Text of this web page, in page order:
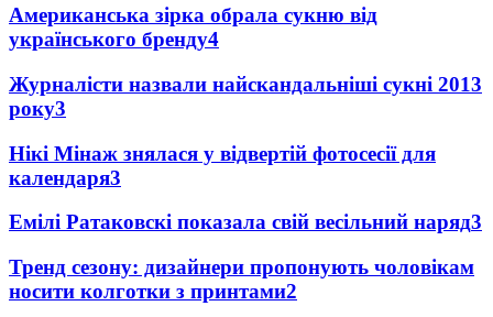
Американська зірка обрала сукню від
українського бренду4
Журналісти назвали найскандальніші сукні 2013
року3
Нікі Мінаж знялася у відвертій фотосесії для
календаря3
Емілі Ратаковскі показала свій весільний наряд3
Тренд сезону: дизайнери пропонують чоловікам
носити колготки з принтами2